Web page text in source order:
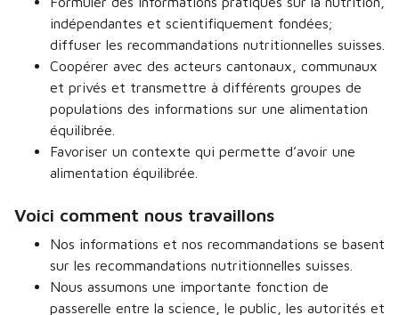
indépendantes et scientifiquement fondées;
diffuser les recommandations nutritionnelles suisses.
Coopérer avec des acteurs cantonaux, communaux
et privés et transmettre à différents groupes de
populations des informations sur une alimentation
équilibrée.
Favoriser un contexte qui permette d’avoir une
alimentation équilibrée.
Voici comment nous travaillons
Nos informations et nos recommandations se basent
sur les recommandations nutritionnelles suisses.
Nous assumons une importante fonction de
passerelle entre la science, le public, les autorités et